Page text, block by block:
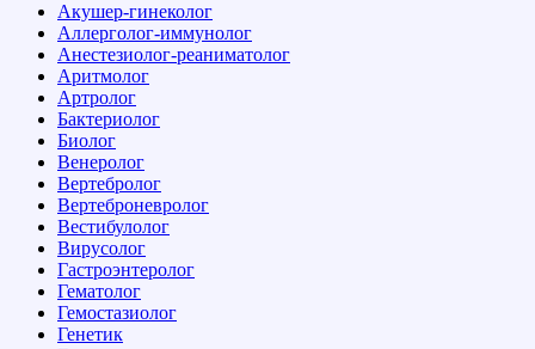
Акушер-гинеколог
Аллерголог-иммунолог
Анестезиолог-реаниматолог
Аритмолог
Артролог
Бактериолог
Биолог
Венеролог
Вертебролог
Вертеброневролог
Вестибулолог
Вирусолог
Гастроэнтеролог
Гематолог
Гемостазиолог
Генетик